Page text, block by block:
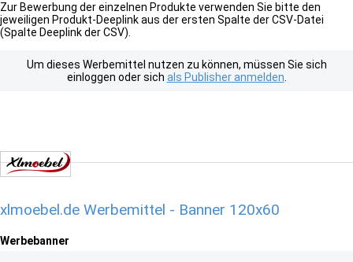
Zur Bewerbung der einzelnen Produkte verwenden Sie bitte den
jeweiligen Produkt-Deeplink aus der ersten Spalte der CSV-Datei
(Spalte Deeplink der CSV).
Um dieses Werbemittel nutzen zu können, müssen Sie sich
einloggen oder sich als Publisher anmelden
xlmoebel.de Werbemittel - Banner 120x60
Werbebanner